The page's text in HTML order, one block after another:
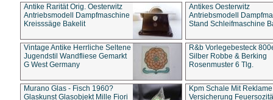
Antike Rarität Orig. Oesterwitz
Antriebsmodell Dampfmaschine
Kreisssäge Bakelit
Antikes Oesterwitz
Antriebsmodell
Stand Schleifmaschine
Vintage Antike Herrliche Seltene
Jugendstil Wandfliese Gemarkt
G West Germany
R&b Vorlegebesteck
Silber Robbe & Berking
Rosenmuster 6 Tlg.
Murano Glas - Fisch 1960?
Glaskunst Glasobjekt Mille Fiori
Kpm Schale Mit Reklame
Versicherung